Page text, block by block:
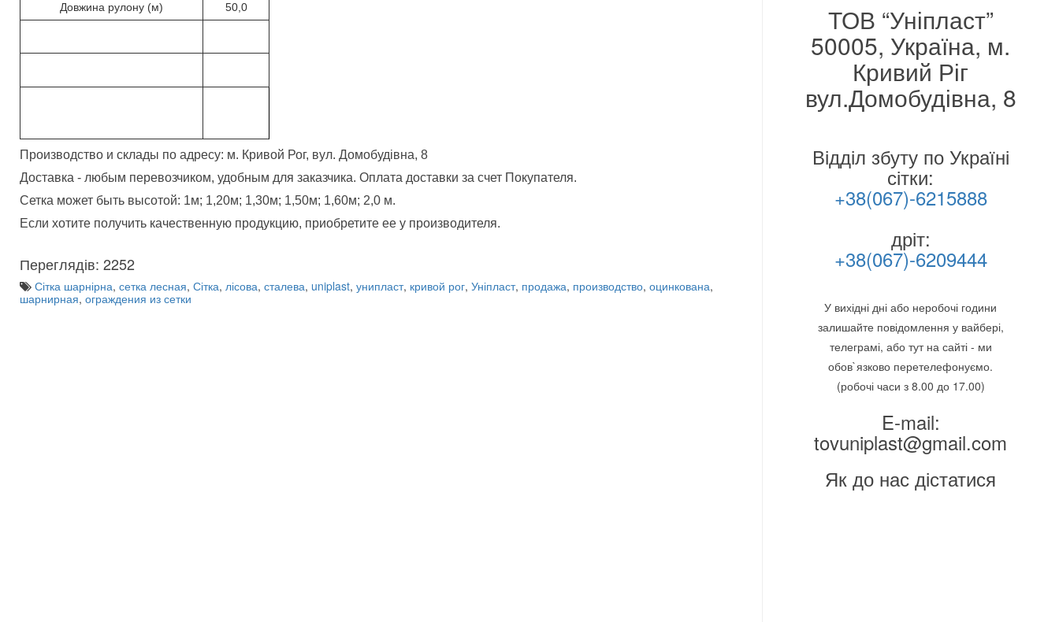
Довжина рулону (м) 50,0
Производство и склады по адресу: м. Кривой Рог, вул. Домобудівна, 8
Доставка - любым перевозчиком, удобным для заказчика. Оплата доставки за счет Покупателя.
Сетка может быть высотой: 1м; 1,20м; 1,30м; 1,50м; 1,60м; 2,0 м.
Если хотите получить качественную продукцию, приобретите ее у производителя.
Переглядів: 2252
Сітка шарнірна, сетка лесная, Сітка, лісова, сталева, uniplast, унипласт, кривой рог, Уніпласт, продажа, производство, оцинкована,
шарнирная, ограждения из сетки
ТОВ “Уніпласт”
50005, Україна, м.
Кривий Ріг
вул.Домобудівна, 8
Відділ збуту по Україні
сітки:
+38(067)-6215888
дріт:
+38(067)-6209444
У вихідні дні або неробочі години
залишайте повідомлення у вайбері,
телеграмі, або тут на сайті - ми
обов`язково перетелефонуємо.
(робочі часи з 8.00 до 17.00)
E-mail:
tovuniplast@gmail.com
Як до нас дістатися